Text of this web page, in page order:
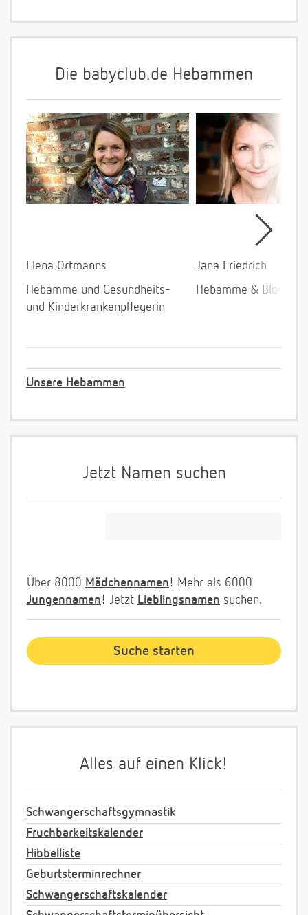
Die babyclub.de Hebammen
Elena Ortmanns
Hebamme und Gesundheits-
und Kinderkrankenpflegerin
Jana Friedrich
Hebamme &
Unsere Hebammen
Jetzt Namen suchen
Über 8000 Mädchennamen! Mehr als 6000
Jungennamen! Jetzt Lieblingsnamen suchen.
Alles auf einen Klick!
Schwangerschaftsgymnastik
Fruchbarkeitskalender
Hibbelliste
Geburtsterminrechner
Schwangerschaftskalender